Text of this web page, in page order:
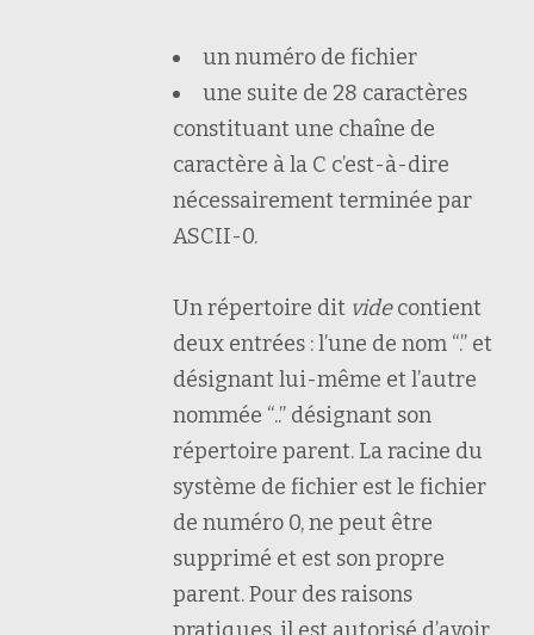
un numéro de fichier
une suite de 28 caractères
constituant une chaîne de
caractère à la C c’est-à-dire
nécessairement terminée par
ASCII-0.
Un répertoire dit videcontient
deux entrées : l’une de nom “.” et
désignant lui-même et l’autre
nommée “..” désignant son
répertoire parent. La racine du
système de fichier est le fichier
de numéro 0, ne peut être
supprimé et est son propre
parent. Pour des raisons